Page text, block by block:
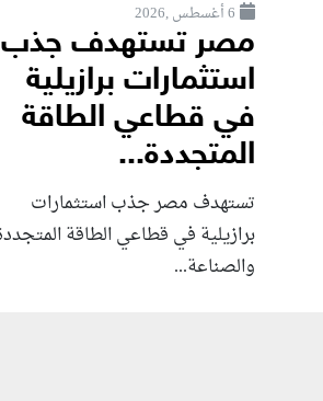
6 أغسطس ,2026
مصر تستهدف جذب
استثمارات برازيلية
في قطاعي الطاقة
المتجددة...
تستهدف مصر جذب استثمارات
برازيلية في قطاعي الطاقة
والصناعة...